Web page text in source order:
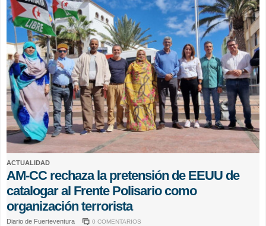
ACTUALIDAD
AM-CC rechaza la pretensión de EEUU de
catalogar al Frente Polisario como
organización terrorista
Diario de Fuerteventura 0 COMENTARIOS